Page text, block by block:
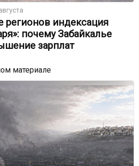
регионов индексация
почему Забайкалье
зарплат
материале